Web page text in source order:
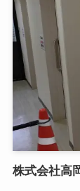
株式会社高